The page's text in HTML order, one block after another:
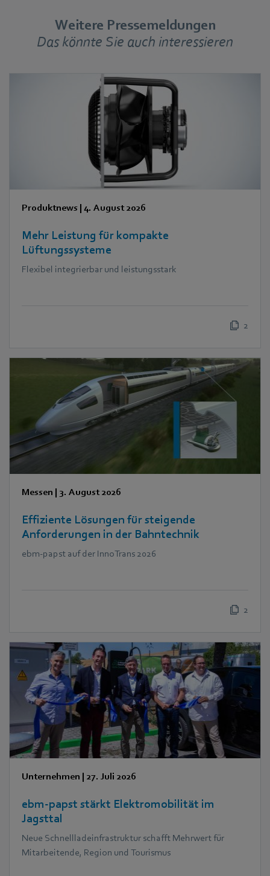
Weitere Pressemeldungen
Das könnte Sie auch interessieren
Produktnews | 4. August 2026
Mehr Leistung für kompakte
Lüftungssysteme
Flexibel integrierbar und leistungsstark
2
Messen | 3. August 2026
Effiziente Lösungen für steigende
Anforderungen in der Bahntechnik
ebm‑papst auf der InnoTrans 2026
2
Unternehmen | 27. Juli 2026
ebm‑papst stärkt Elektromobilität im
Jagsttal
Neue Schnellladeinfrastruktur schafft Mehrwert für
Mitarbeitende, Region und Tourismus